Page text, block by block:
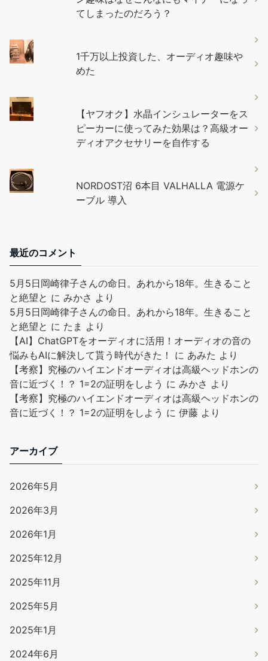
てしまったのだろう？
1千万以上投資した、オーディオ趣味や
めた
【ヤフオク】水晶インシュレーターをス
ピーカーに使ってみた効果は？高級オー
ディオアクセサリーを自作する
NORDOST沼 6本目 VALHALLA 電源ケ
ーブル 導入
最近のコメント
5月5日岡崎律子さんの命日。あれから18年。生きること
と絶望と に みかさ より
5月5日岡崎律子さんの命日。あれから18年。生きること
と絶望と に たま より
【AI】ChatGPTをオーディオに活用！オーディオの音の
悩みもAIに解決して貰う時代がきた！
に あみた より
【考察】究極のハイエンドオーディオは高級ヘッドホンの
音に近づく！？ 1=2の証明をしよう に みかさ より
【考察】究極のハイエンドオーディオは高級ヘッドホンの
音に近づく！？ 1=2の証明をしよう に 伊藤 より
アーカイブ
2026年5月
2026年3月
2026年1月
2025年12月
2025年11月
2025年5月
2025年1月
2024年6月